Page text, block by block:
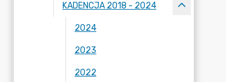
KADENCJA 2018 - 2024
2024
2023
2022